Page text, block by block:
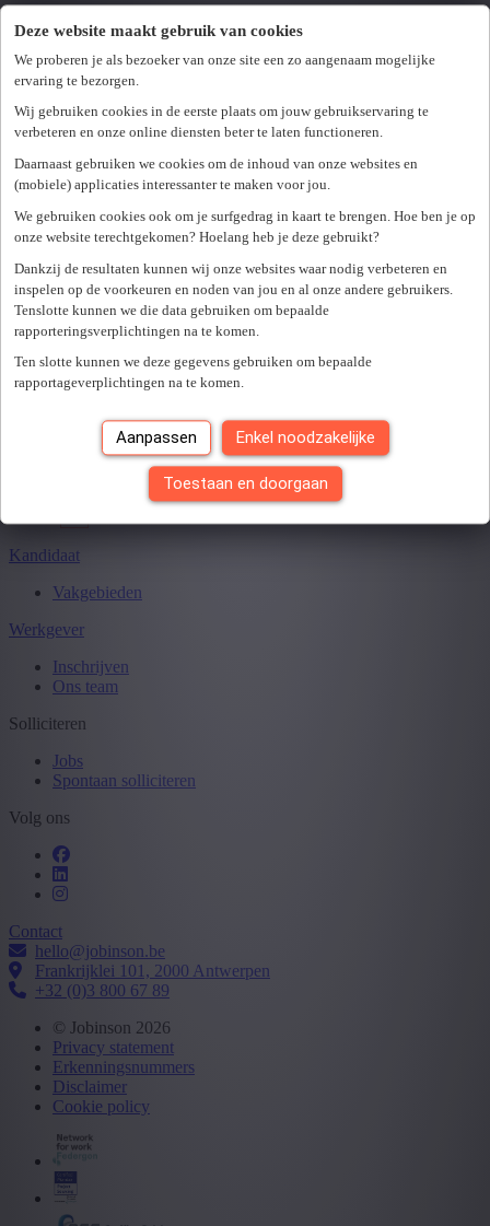
Deze website maakt gebruik van cookies
We proberen je als bezoeker van onze site een zo aangenaam mogelijke
ervaring te bezorgen.
Wij gebruiken cookies in de eerste plaats om jouw gebruikservaring te
verbeteren en onze online diensten beter te laten functioneren.
Daarnaast gebruiken we cookies om de inhoud van onze websites en
(mobiele) applicaties interessanter te maken voor jou.
We gebruiken cookies ook om je surfgedrag in kaart te brengen. Hoe ben je op
onze website terechtgekomen? Hoelang heb je deze gebruikt?
Dankzij de resultaten kunnen wij onze websites waar nodig verbeteren en
inspelen op de voorkeuren en noden van jou en al onze andere gebruikers.
Tenslotte kunnen we die data gebruiken om bepaalde
rapporteringsverplichtingen na te komen.
Ten slotte kunnen we deze gegevens gebruiken om bepaalde
rapportageverplichtingen na te komen.
Aanpassen Enkel noodzakelijke
Toestaan en doorgaan
Zoek op functie, jobtitel, bedrijf,...
Postcode of gemeente
Zoek vacatures
Mijn gekozen filters
Wis alle filters
Provincie
+ Toon meer - Toon minder
gevonden
U hebt geen toegang tot deze pagina of bent niet langer aangemeld.
Opnieuw aanmelden.
Sluiten
Je hebt0van0jobs gezien.
Kandidaat
Vakgebieden
Werkgever
Inschrijven
Ons team
Solliciteren
Jobs
Spontaan solliciteren
Volg ons
Contact
hello@jobinson.be
Frankrijklei 101, 2000 Antwerpen
+32 (0)3 800 67 89
© Jobinson 2026
Privacy statement
Erkenningsnummers
Disclaimer
Cookie policy